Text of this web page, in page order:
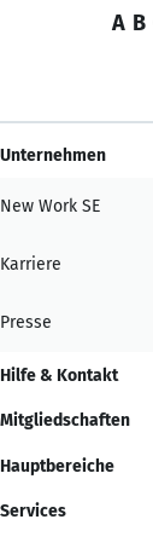
A B
Unternehmen
New Work SE
Karriere
Presse
Hilfe & Kontakt
Mitgliedschaften
Hauptbereiche
Services